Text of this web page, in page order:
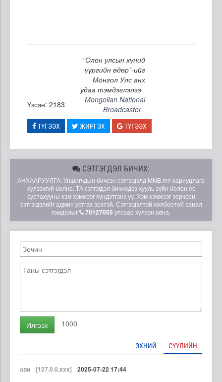
“Олон улсын хүний
үүргийн өдөр”-ийг
Монгол Улс анх
удаа тэмдэглэлээ
Үзсэн: 2183
Mongolian National
Broadcaster
ТҮГЭЭХ ЖИРГЭХ ТҮГЭЭХ
СЭТГЭГДЭЛ БИЧИХ:
АНХААРУУЛГА: Уншигчдын бичсэн сэтгэгдэлд MNB.mn хариуцлага
хүлээхгүй болно. ТА сэтгэгдэл бичихдээ хууль зүйн болон ёс
суртахууны хэм хэмжээг хүндэтгэнэ үү. Хэм хэмжээг зөрчсөн
сэтгэгдэлийг админ устгах эрхтэй. Сэтгэгдэлтэй холбоотой санал
гомдолыг
70127055 утсаар хүлээн авна.
Илгээх 1000
ЭХНИЙ СҮҮЛИЙН
ави [127.0.0.xxx] 2025-07-22 17:44